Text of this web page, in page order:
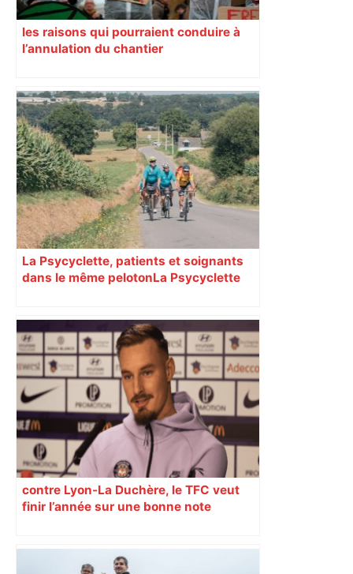
les raisons qui pourraient conduire à
l’annulation du chantier
La Psycyclette, patients et soignants
dans le même peloton​​​​​​ La Psycyclette
vivant avec des troubles psychiques,
des soignants et des cyclotouristes.
« La Croix » a participé en septembre à
sa septième édition, du Mont-Saint-
Michel à Toulouse.
contre Lyon-La Duchère, le TFC veut
finir l’année sur une bonne note